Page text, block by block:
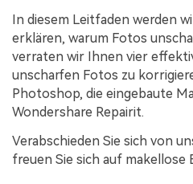
In diesem Leitfaden werden
erklären, warum Fotos
verraten wir Ihnen vier
unscharfen Fotos zu
Photoshop, die eingebaute
Wondershare Repairit.
Verabschieden Sie sich von
freuen Sie sich auf makellose